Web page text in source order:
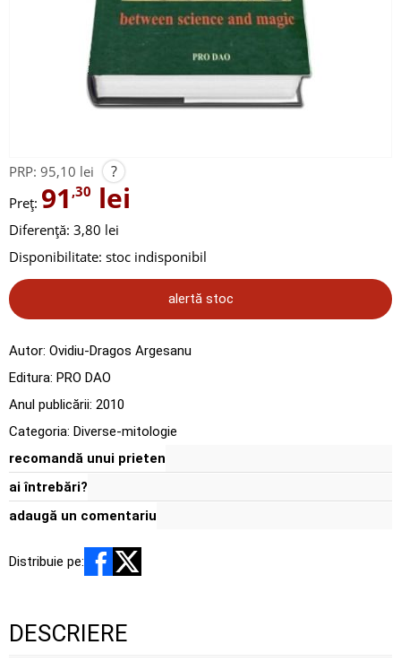
PRP: 95,10 lei ?
Preț: 91 ,30 lei
Diferență: 3,80 lei
Disponibilitate: stoc indisponibil
alertă stoc
Autor: Ovidiu-Dragos Argesanu
Editura: PRO DAO
Anul publicării: 2010
Categoria: Diverse-mitologie
recomandă unui prieten
ai întrebări?
adaugă un comentariu
Distribuie pe:
DESCRIERE